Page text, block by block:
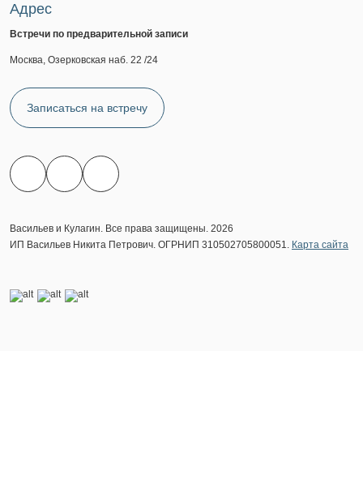
Адрес
Встречи по предварительной записи
Москва, Озерковская наб. 22 /24
Записаться на встречу
Васильев и Кулагин. Все права защищены. 2026
ИП Васильев Никита Петрович. ОГРНИП 310502705800051. Карта сайта